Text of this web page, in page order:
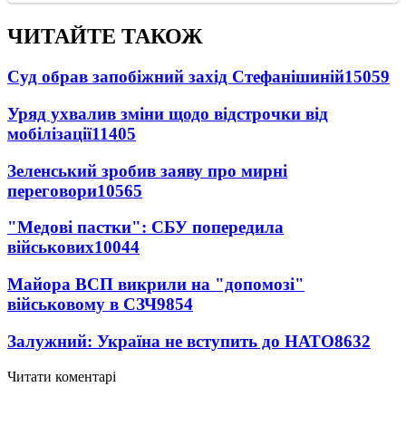
ЧИТАЙТЕ ТАКОЖ
Суд обрав запобіжний захід Стефанішиній15059
Уряд ухвалив зміни щодо відстрочки від
мобілізації11405
Зеленський зробив заяву про мирні
переговори10565
"Медові пастки": СБУ попередила
військових10044
Майора ВСП викрили на "допомозі"
військовому в СЗЧ9854
Залужний: Україна не вступить до НАТО8632
Читати коментарі